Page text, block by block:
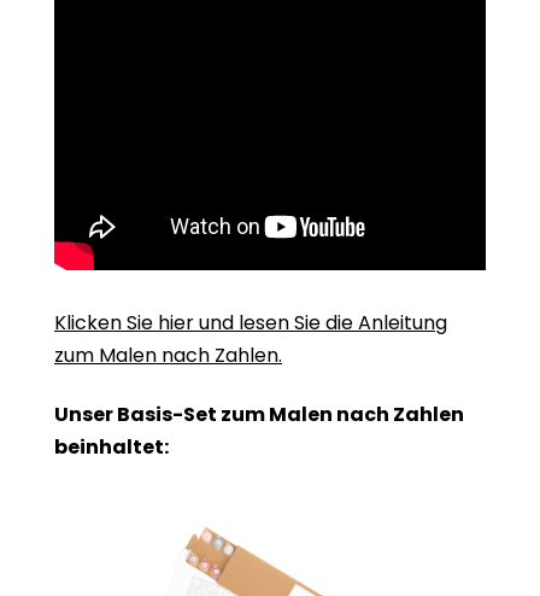
Klicken Sie hier und lesen Sie die Anleitung
zum Malen nach Zahlen.
Unser Basis-Set zum Malen nach Zahlen
beinhaltet: